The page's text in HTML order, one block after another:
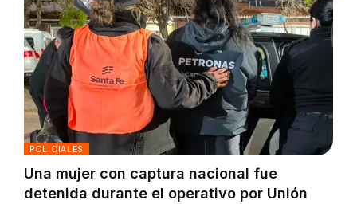
POLICIALES
Una mujer con captura nacional fue
detenida durante el operativo por Unión